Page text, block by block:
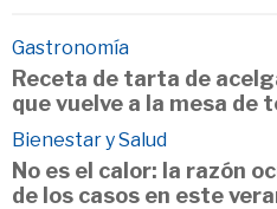
Gastronomía
Receta de tarta de
que vuelve a la mesa de
Bienestar y Salud
No es el calor: la razón
de los casos en este